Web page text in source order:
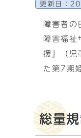
更新日：
障害者の
障害福
援」（児
た第7期
総量